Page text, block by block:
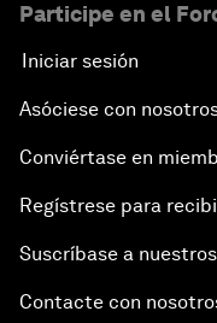
Participe en el
Iniciar sesión
Asóciese con
Conviértase en
Regístrese para
Suscríbase a
Contacte con